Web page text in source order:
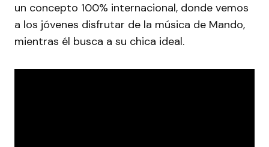
un concepto 100% internacional, donde vemos
a los jóvenes disfrutar de la música de Mando,
mientras él busca a su chica ideal.